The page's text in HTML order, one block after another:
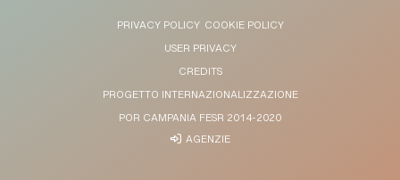
PRIVACY POLICY COOKIE POLICY
USER PRIVACY
CREDITS
PROGETTO INTERNAZIONALIZZAZIONE
POR CAMPANIA FESR 2014-2020
AGENZIE